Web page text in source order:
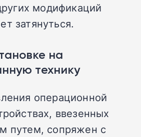
модификаций
затянуться.
на
технику
операционной
ввезенных
путем, сопряжен с